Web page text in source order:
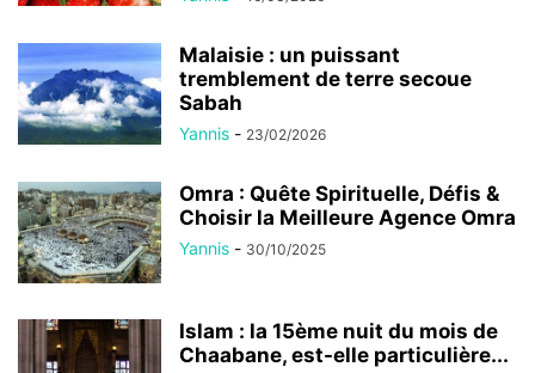
Malaisie : un puissant
tremblement de terre secoue
Sabah
Yannis - 23/02/2026
Omra : Quête Spirituelle, Défis &
Choisir la Meilleure Agence Omra
Yannis - 30/10/2025
Islam : la 15ème nuit du mois de
Chaabane, est-elle particulière...